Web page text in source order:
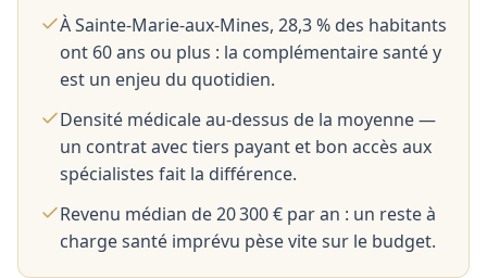
À Sainte-Marie-aux-Mines, 28,3 % des habitants
ont 60 ans ou plus : la complémentaire santé y
est un enjeu du quotidien.
Densité médicale au-dessus de la moyenne —
un contrat avec tiers payant et bon accès aux
spécialistes fait la différence.
Revenu médian de 20 300 € par an : un reste à
charge santé imprévu pèse vite sur le budget.